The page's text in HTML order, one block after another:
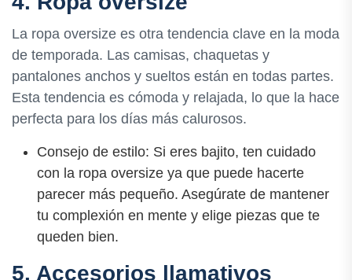
La ropa oversize es otra tendencia clave en la moda
de temporada. Las camisas, chaquetas y
pantalones anchos y sueltos están en todas partes.
Esta tendencia es cómoda y relajada, lo que la hace
perfecta para los días más calurosos.
Consejo de estilo: Si eres bajito, ten cuidado
con la ropa oversize ya que puede hacerte
parecer más pequeño. Asegúrate de mantener
tu complexión en mente y elige piezas que te
queden bien.
5. Accesorios llamativos